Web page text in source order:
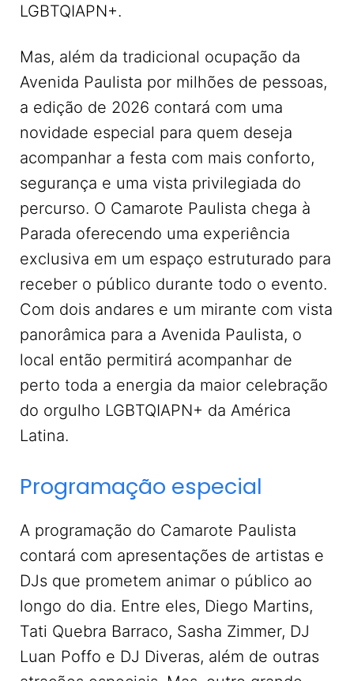
LGBTQIAPN+.
Mas, além da tradicional ocupação da
Avenida Paulista por milhões de pessoas,
a edição de 2026 contará com uma
novidade especial para quem deseja
acompanhar a festa com mais conforto,
segurança e uma vista privilegiada do
percurso. O Camarote Paulista chega à
Parada oferecendo uma experiência
exclusiva em um espaço estruturado para
receber o público durante todo o evento.
Com dois andares e um mirante com vista
panorâmica para a Avenida Paulista, o
local então permitirá acompanhar de
perto toda a energia da maior celebração
do orgulho LGBTQIAPN+ da América
Latina.
Programação especial
A programação do Camarote Paulista
contará com apresentações de artistas e
DJs que prometem animar o público ao
longo do dia. Entre eles, Diego Martins,
Tati Quebra Barraco, Sasha Zimmer, DJ
Luan Poffo e DJ Diveras, além de outras